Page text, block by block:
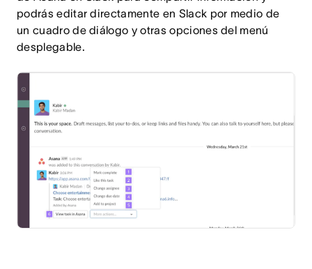
podrás editar directamente en Slack por medio de
un cuadro de diálogo y otras opciones del menú
desplegable.